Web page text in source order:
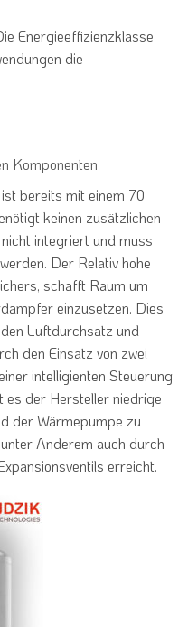
Energieeffizienzklasse
die
Komponenten
bereits mit einem 70
keinen zusätzlichen
integriert und muss
Der Relativ hohe
schafft Raum um
einzusetzen. Dies
Luftdurchsatz und
den Einsatz von zwei
intelligienten Steuerung
es der Hersteller niedrige
der Wärmepumpe zu
Anderem auch durch
erreicht.